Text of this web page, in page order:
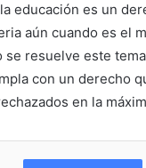
educación es un
aún cuando es el
se resuelve este
con un derecho
en la